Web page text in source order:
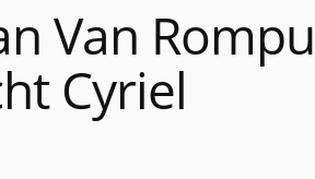
Van
Cyriel